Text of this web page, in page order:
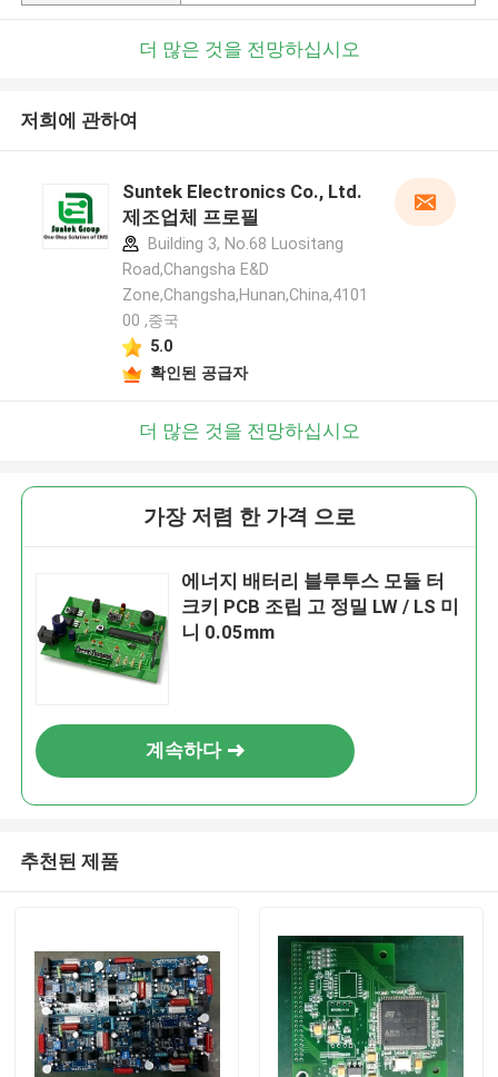
더 많은 것을 전망하십시오
저희에 관하여
Suntek Electronics Co., Ltd.
제조업체 프로필
Building 3, No.68 Luositang
Road,Changsha E&D
Zone,Changsha,Hunan,China,4101
00 ,중국
5.0
확인된 공급자
더 많은 것을 전망하십시오
가장 저렴 한 가격 으로
에너지 배터리 블루투스 모듈 터
크키 PCB 조립 고 정밀 LW / LS 미
니 0.05mm
계속하다
추천된 제품